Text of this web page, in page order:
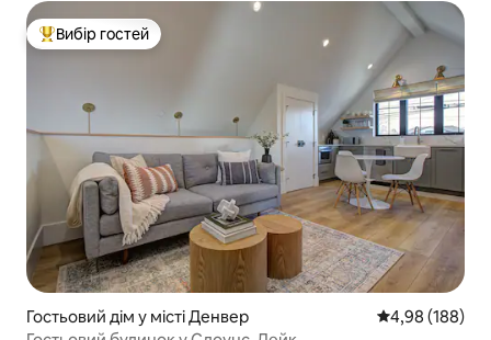
Топ вибір гостей
Вибір гостей
Гостьовий дім у місті Денвер Середня
4,98 (188)